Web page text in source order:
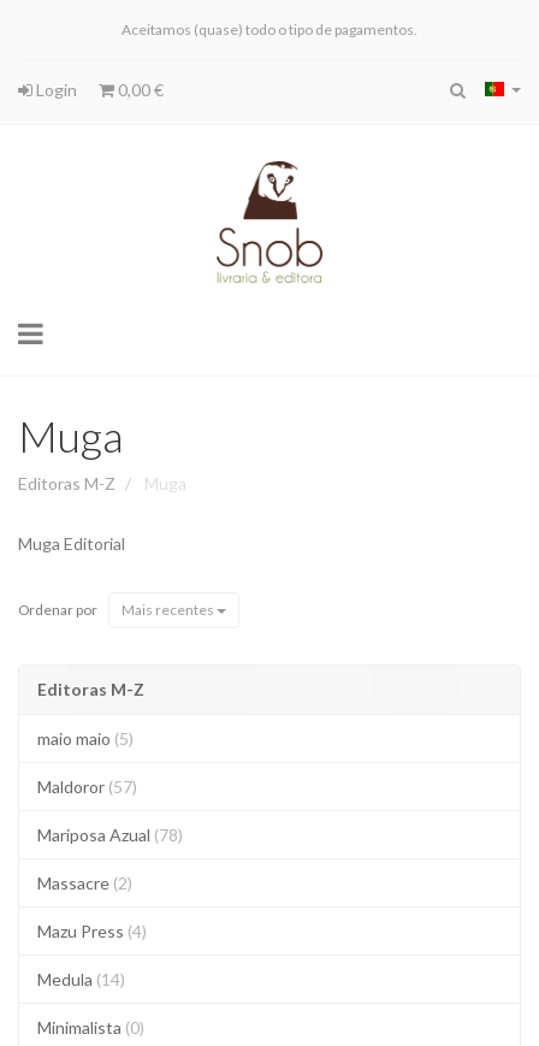
Aceitamos (quase) todo o tipo de pagamentos.
Login 0,00 €
Toggle
Muga
Editoras M-Z Muga
Muga Editorial
Ordenar por Mais recentes
Editoras M-Z
maio maio (5)
Maldoror (57)
Mariposa Azual (78)
Massacre (2)
Mazu Press (4)
Medula (14)
Minimalista (0)